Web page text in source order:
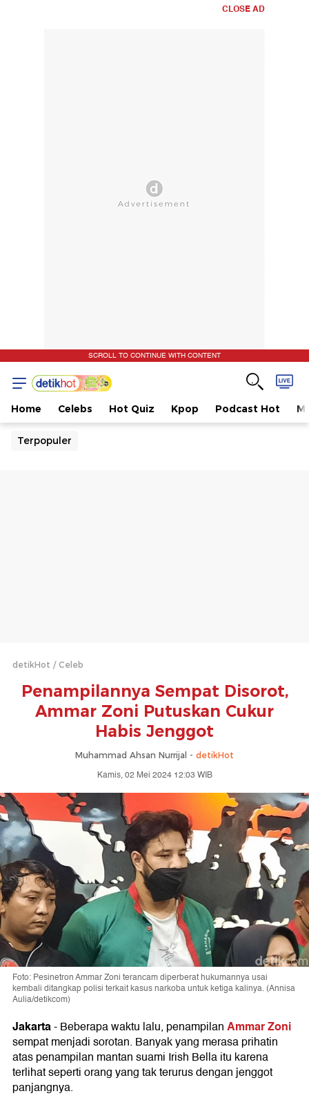
CLOSE AD
SCROLL TO CONTINUE WITH CONTENT
Home Celebs Hot Quiz Kpop Podcast Hot
Terpopuler
detikHot Celeb
Penampilannya Sempat Disorot,
Ammar Zoni Putuskan Cukur
Habis Jenggot
Muhammad Ahsan Nurrijal - detikHot
Kamis, 02 Mei 2024 12:03 WIB
Foto: Pesinetron Ammar Zoni terancam diperberat hukumannya usai
kembali ditangkap polisi terkait kasus narkoba untuk ketiga kalinya. (Annisa
Aulia/detikcom)
Jakarta-Beberapa waktu lalu, penampilanAmmar Zoni
sempat menjadi sorotan. Banyak yang merasa prihatin
atas penampilan mantan suami Irish Bella itu karena
terlihat seperti orang yang tak terurus dengan jenggot
panjangnya.